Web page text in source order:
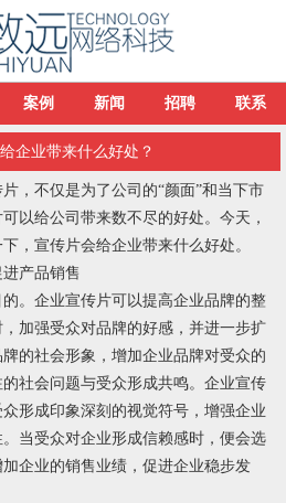
案例 新闻 招聘 联系
企业带来什么好处？
，不仅是为了公司的“颜面”和当下市
以给公司带来数不尽的好处。今天，
，宣传片会给企业带来什么好处。
产品销售
。企业宣传片可以提高企业品牌的整
加强受众对品牌的好感，并进一步扩
的社会形象，增加企业品牌对受众的
社会问题与受众形成共鸣。企业宣传
形成印象深刻的视觉符号，增强企业
当受众对企业形成信赖感时，便会选
企业的销售业绩，促进企业稳步发